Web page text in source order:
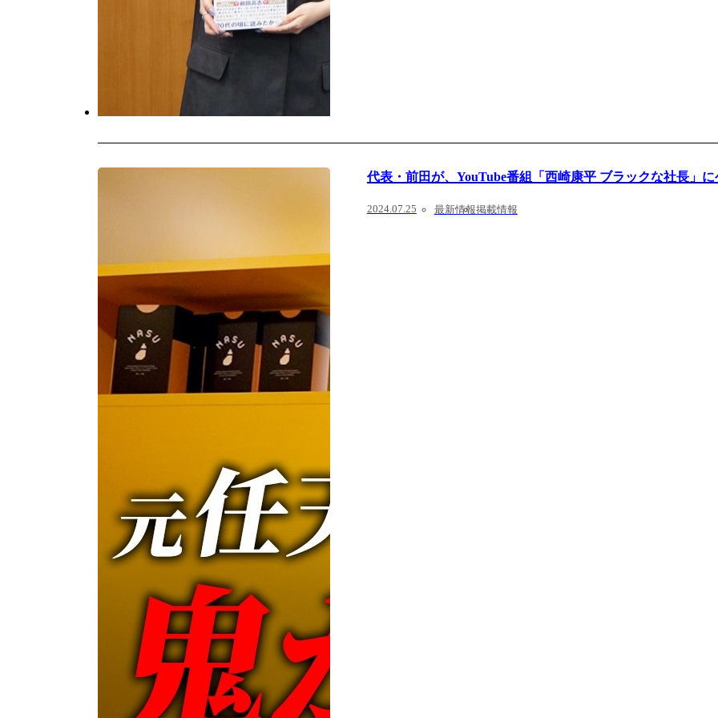
代表・前田が、YouTube番組「西崎康平 ブラックな社長」に
2024.07.25 最新情報掲載情報